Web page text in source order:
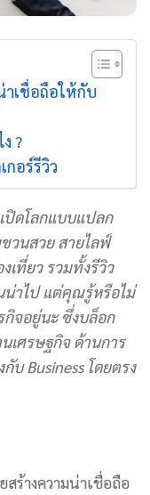
าเชื่อถือให้กับ
?
อร์รีวิว
ปิดโลกแบบแปลก
วนสวย สายไลฟ์
เที่ยว รวมทั้งรีวิว
น่าไป แต่คุณรู้หรือไม่
กิจอยู่นะ ซึ่งบล็อก
เศรษฐกิจ ด้านการ
บ Business โดยตรง
สร้างความน่าเชื่อถือ